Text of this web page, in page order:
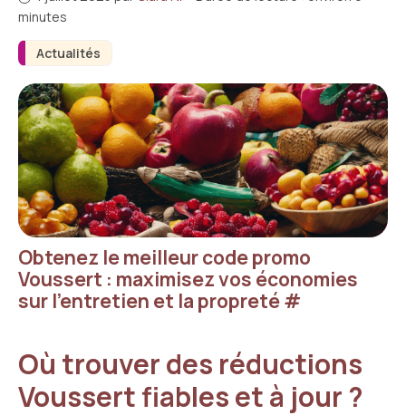
Actualités
minutes
Obtenez le meilleur code promo
Voussert : maximisez vos économies
sur l’entretien et la propreté#
Où trouver des réductions
Voussert fiables et à jour ?